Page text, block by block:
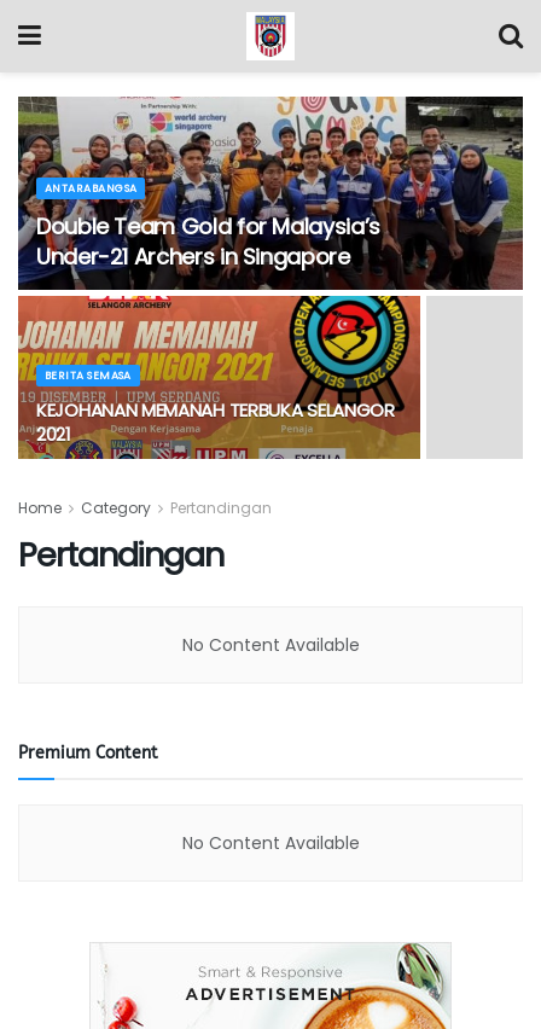
ANTARABANGSA
Double Team Gold for Malaysia’s
Under-21 Archers in Singapore
BERITA SEMASA
KEJOHANAN MEMANAH TERBUKA SELANGOR
2021
Home Category Pertandingan
Pertandingan
No Content Available
Premium Content
No Content Available